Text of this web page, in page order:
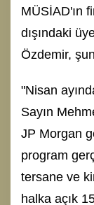
MÜSİAD'ın
dışındaki
Özdemir,
"Nisan
Sayın
JP Morgan
program
tersane ve
halka açık